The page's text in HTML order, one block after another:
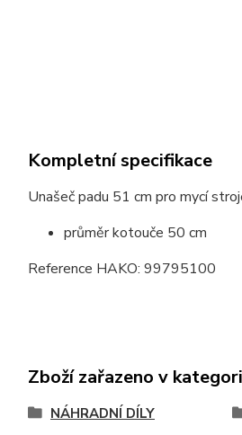
Kompletní specifikace
Unašeč padu 51 cm pro mycí
průměr kotouče 50 cm
Reference HAKO: 99795100
Zboží zařazeno v
NÁHRADNÍ DÍLY